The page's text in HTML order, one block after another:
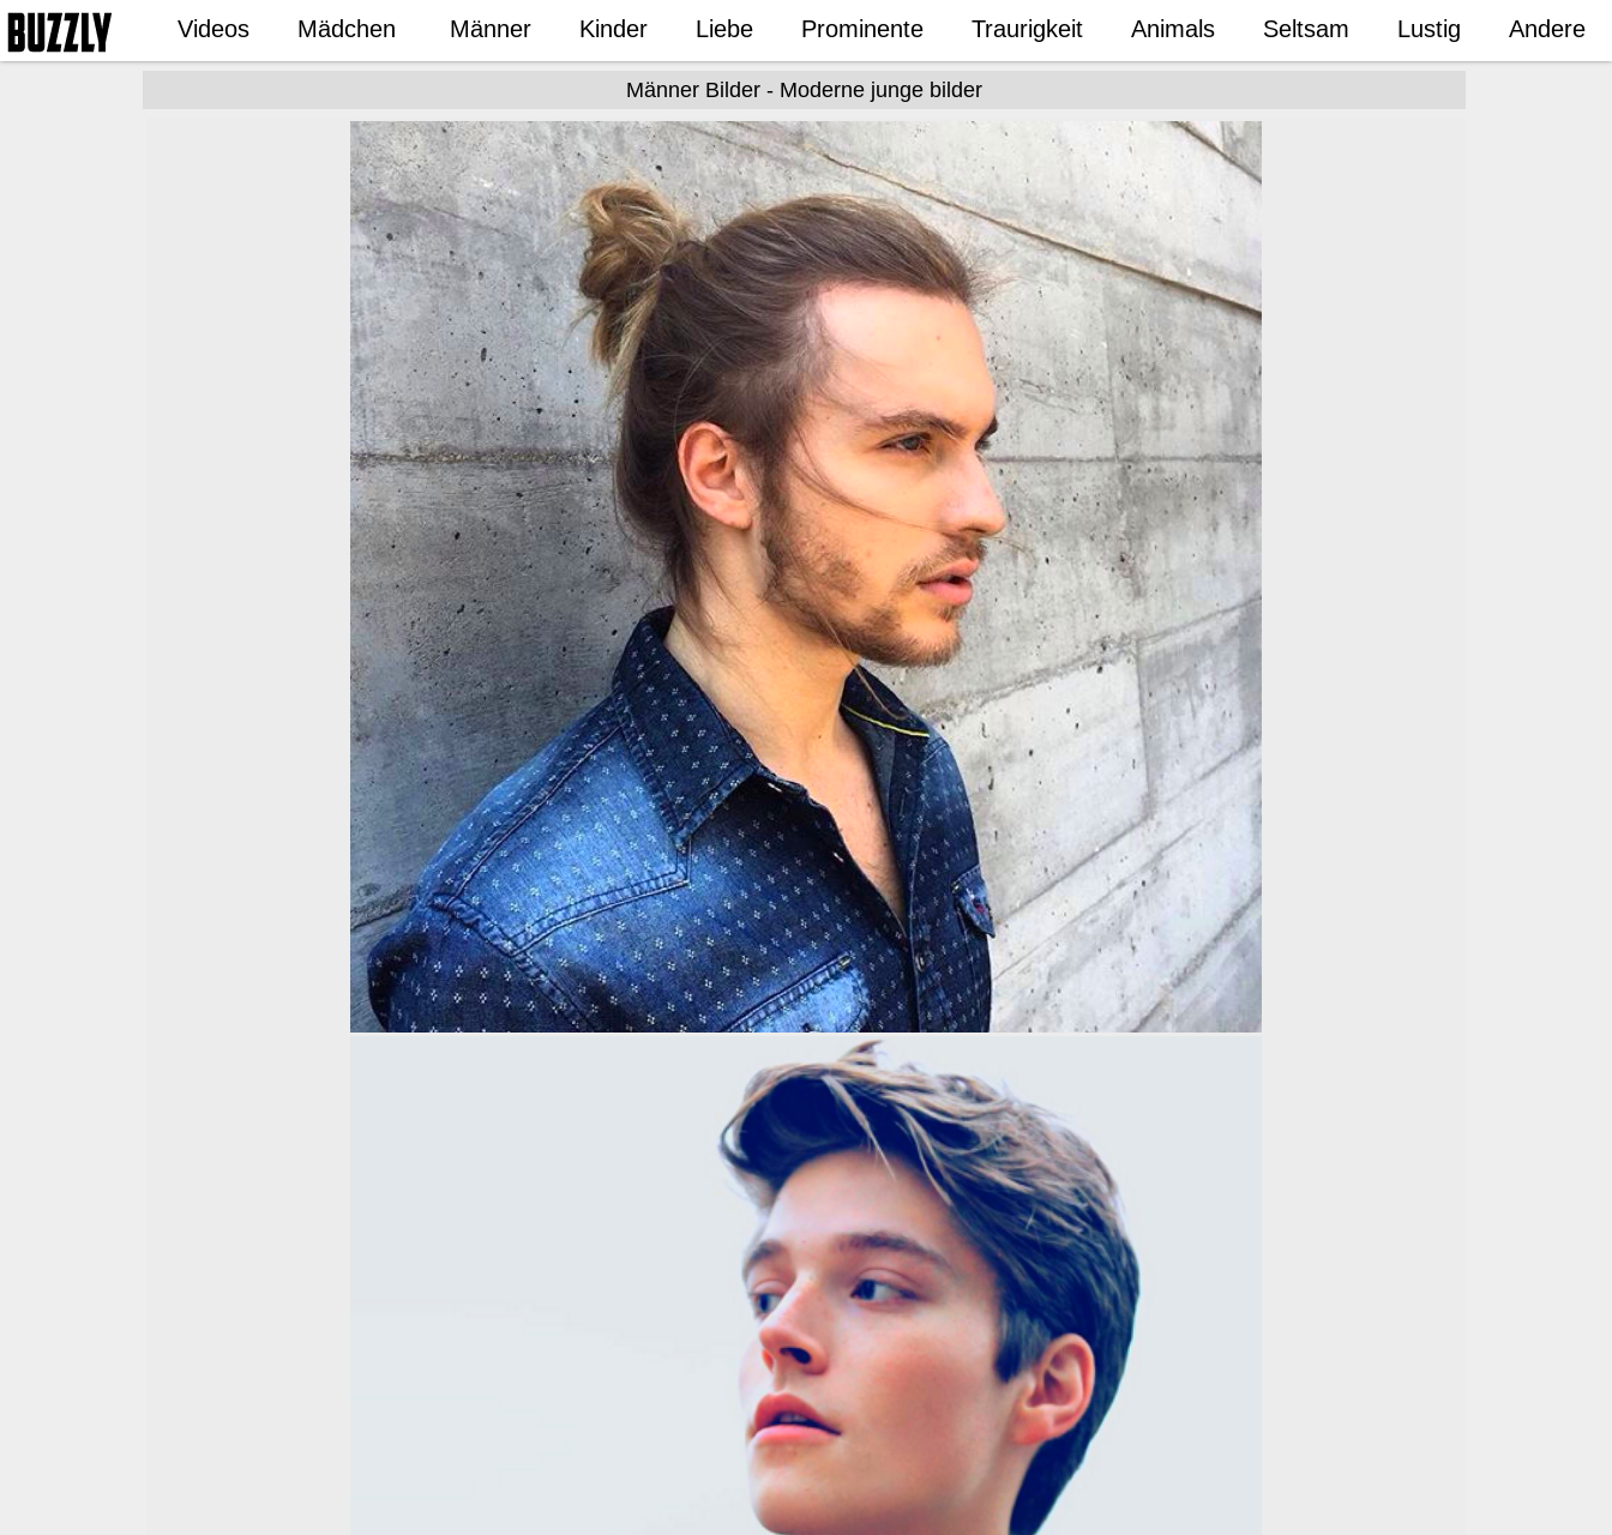
Videos Mädchen Männer Kinder Liebe Prominente Traurigkeit Animals Seltsam Lustig Andere
Männer Bilder - Moderne junge bilder